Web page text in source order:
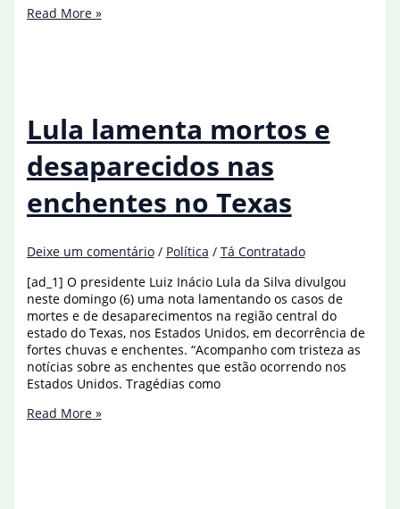
Mortes
ultrapassam
900
Read More »
Lula lamenta mortos e
desaparecidos nas
enchentes no Texas
Deixe um comentário / Política / Tá Contratado
[ad_1] O presidente Luiz Inácio Lula da Silva divulgou
neste domingo (6) uma nota lamentando os casos de
mortes e de desaparecimentos na região central do
estado do Texas, nos Estados Unidos, em decorrência de
fortes chuvas e enchentes. “Acompanho com tristeza as
notícias sobre as enchentes que estão ocorrendo nos
Estados Unidos. Tragédias como
Lula
Read More »